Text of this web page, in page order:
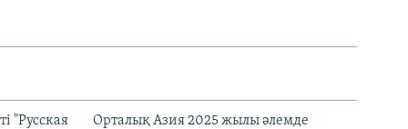
"Русская
Орталық Азия 2025 жылы әлемде